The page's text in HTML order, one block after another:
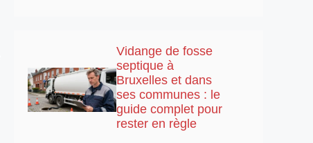
Vidange de fosse
septique à
Bruxelles et dans
ses communes : le
guide complet pour
rester en règle